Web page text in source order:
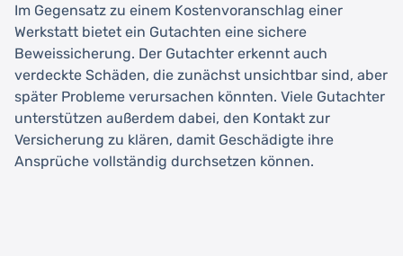
Im Gegensatz zu einem Kostenvoranschlag einer
Werkstatt bietet ein Gutachten eine sichere
Beweissicherung. Der Gutachter erkennt auch
verdeckte Schäden, die zunächst unsichtbar sind, aber
später Probleme verursachen könnten. Viele Gutachter
unterstützen außerdem dabei, den Kontakt zur
Versicherung zu klären, damit Geschädigte ihre
Ansprüche vollständig durchsetzen können.